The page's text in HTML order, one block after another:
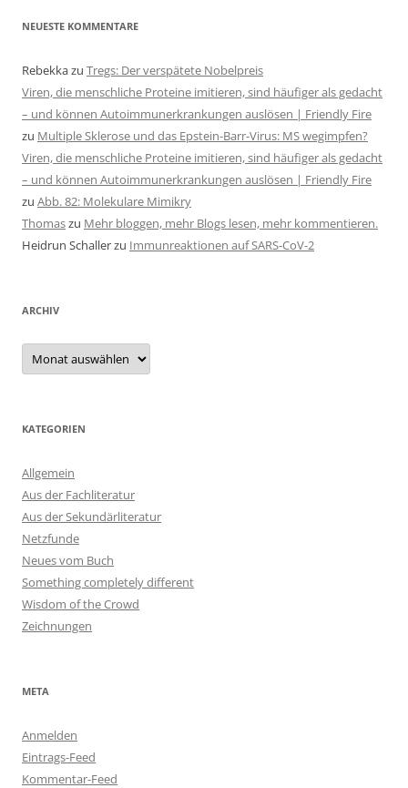
NEUESTE KOMMENTARE
Rebekkazu Tregs: Der verspätete Nobelpreis
Viren, die menschliche Proteine imitieren, sind häufiger als gedacht
– und können Autoimmunerkrankungen auslösen | Friendly Fire
zu Multiple Sklerose und das Epstein-Barr-Virus: MS wegimpfen?
Viren, die menschliche Proteine imitieren, sind häufiger als gedacht
– und können Autoimmunerkrankungen auslösen | Friendly Fire
zu Abb. 82: Molekulare Mimikry
Thomaszu Mehr bloggen, mehr Blogs lesen, mehr kommentieren.
Heidrun Schallerzu Immunreaktionen auf SARS-CoV-2
ARCHIV
Archiv
KATEGORIEN
Allgemein
Aus der Fachliteratur
Aus der Sekundärliteratur
Netzfunde
Neues vom Buch
Something completely different
Wisdom of the Crowd
Zeichnungen
META
Anmelden
Eintrags-Feed
Kommentar-Feed